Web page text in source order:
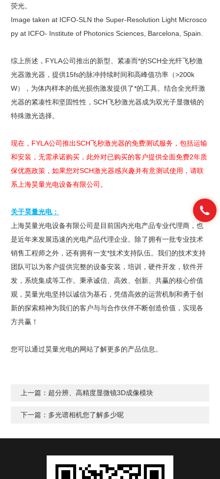
荧光。
Image taken at ICFO-SLN the Super-Resolution Light Microsco
py at ICFO- Institute of Photonics Sciences, Barcelona, Spain.
综上所述，FYLA公司推出的新型、紧凑而*的SCH全光纤飞秒激
光器激光器，提供15fs的脉冲持续时间和高峰值功率（>200k
W），为体内样本的低光损伤激发提供了*的工具。结合全光纤激
光器的紧凑性和坚固性性，SCH飞秒激光器成为双光子显微镜的
特殊激光选择。
现在，FYLA公司推出SCH飞秒激光器的免费测试服务，包括运输
和安装，无需承诺购买，此外对已购买的客户提供全面免费2年质
保优惠政策，如果您对SCH激光器感兴趣并有意测试使用，请联
系上海昊量光电设备有限公司。
关于昊量光电：
上海昊量光电设备有限公司是目前国内光电产品专业代理商，也
是近年来发展迅速的光电产品代理企业。除了拥有一批专业技术
销售工程师之外，还有拥有一支*技术支持队伍。我们的技术支持
团队可以为客户提供完整的设备安装，培训，硬件开发，软件开
发，系统集成等工作。秉承诚信、高效、创新、共赢的核心价值
观，昊量光电坚持以诚信为基石，凭借高效的运营机制和勇于创
新的探索精神为我们的客户与与合作伙伴不断创造价值，实现各
方共赢！
您可以通过昊量光电的网站了解更多的产品信息。
上一篇： 超分辨、高精度显微镜3D成像模块
下一篇： 多光谱相机您了解多少呢